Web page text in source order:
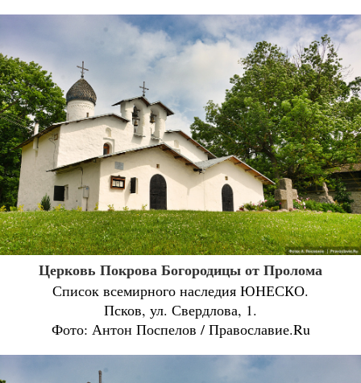
Церковь Покрова Богородицы от Пролома
Список всемирного наследия ЮНЕСКО.
Псков, ул. Свердлова, 1.
Фото: Антон Поспелов / Православие.Ru